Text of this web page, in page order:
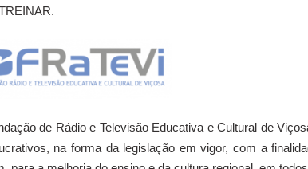
de Rádio e Televisão Educativa e Cultural de
na forma da legislação em vigor, com a